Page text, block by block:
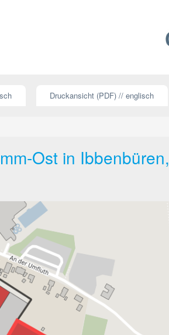
Druckansicht (PDF) // englisch
Ost in Ibbenbüren,